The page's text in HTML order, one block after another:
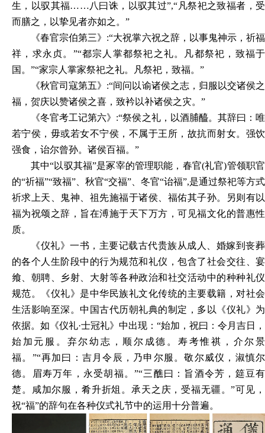
生，以驭其福……八曰诛，以驭其过”,“凡祭祀之致福者，受
而膳之，以挚见者亦如之。”
《春官宗伯第三》 :“大祝掌六祝之辞，以事鬼神示，祈福
祥，求永贞。”“都宗人掌都祭祀之礼。凡都祭祀，致福于
国。”“家宗人掌家祭祀之礼。凡祭祀，致福。”
《秋官司寇第五》 :“间问以谕诸侯之志，归服以交诸侯之
福，贺庆以赞诸侯之喜，致衿以补诸侯之灾。”
《冬官考工记第六》 :“祭侯之礼，以酒脯醯。其辞曰：唯
若宁侯，毋或若女不宁侯，不属于王所，故抗而射女。强饮
强食，诒尔曾孙。诸侯百福。”
其中“以驭其福”是冢宰的管理职能，春官(礼官)管领职官
的“祈福”“致福”、秋官“交福”、冬官“诒福”,是通过祭祀等方式
祈求上天、鬼神、祖先施福于诸侯、福佑其子孙。另则有以
福为祝颂之辞，旨在溥施于天下万方，可见福文化的普惠性
质。
《仪礼》一书，主要记载古代贵族从成人、婚嫁到丧葬
的各个人生阶段中的行为规范和礼仪，包含了社会交往、宴
飨、朝聘、乡射、大射等各种政治和社交活动中的种种礼仪
规范。《仪礼》是中华民族礼文化传统的主要载籍，对社会
生活影响至深。中国古代历朝礼典的制定，多以《仪礼》为
依据。如《仪礼·士冠礼》中出现：“始加，祝曰：令月吉日，
始加元服。弃尔幼志，顺尔成德。寿考惟祺，介尔景
福。”“再加曰：吉月令辰，乃申尔服。敬尔威仪，淑慎尔
德。眉寿万年，永受胡福。”“三醮曰：旨酒令芳，筵豆有
楚。咸加尔服，肴升折俎。承天之庆，受福无疆。”可见，
祝“福”的辞句在各种仪式礼节中的运用十分普遍。